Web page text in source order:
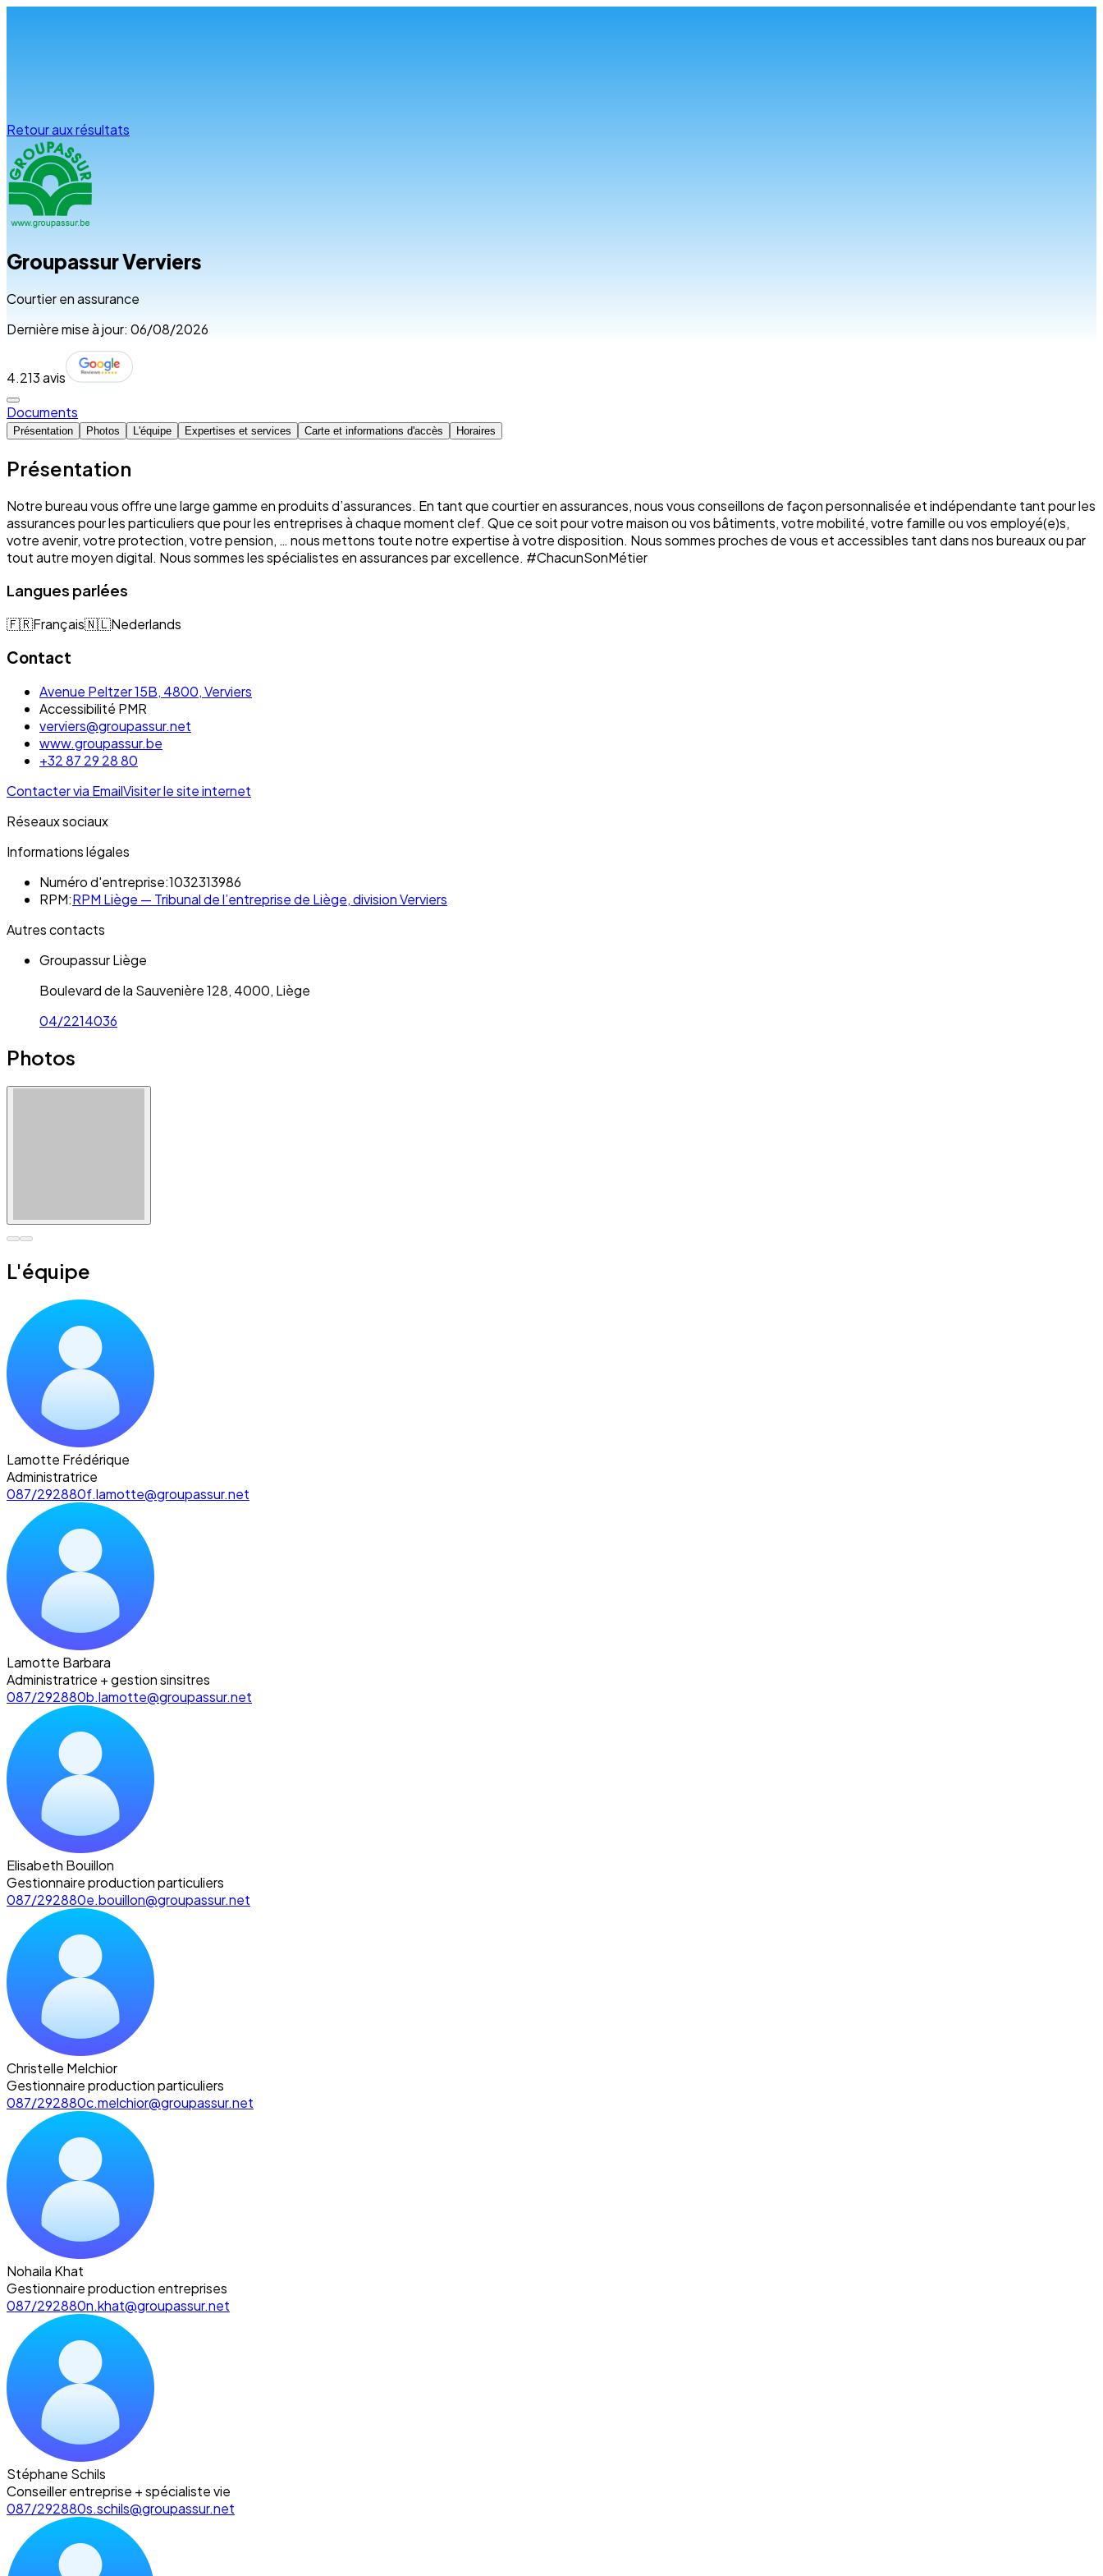
Retour aux résultats
Groupassur Verviers
Courtier en assurance
Dernière mise à jour: 06/08/2026
4.213 avis
Documents
Présentation Photos L'équipe Expertises et services Carte et informations d'accès Horaires
Présentation
Notre bureau vous offre une large gamme en produits d’assurances. En tant que courtier en assurances, nous vous conseillons de façon personnalisée et indépendante tant pour les
assurances pour les particuliers que pour les entreprises à chaque moment clef. Que ce soit pour votre maison ou vos bâtiments, votre mobilité, votre famille ou vos employé(e)s,
votre avenir, votre protection, votre pension, … nous mettons toute notre expertise à votre disposition. Nous sommes proches de vous et accessibles tant dans nos bureaux ou par
tout autre moyen digital. Nous sommes les spécialistes en assurances par excellence. #ChacunSonMétier
Langues parlées
🇫🇷Français🇳🇱Nederlands
Contact
Avenue Peltzer 15B, 4800, Verviers
Accessibilité PMR
verviers@groupassur.net
www.groupassur.be
+32 87 29 28 80
Contacter via EmailVisiter le site internet
Réseaux sociaux
Informations légales
Numéro d'entreprise:1032313986
RPM:RPM Liège — Tribunal de l’entreprise de Liège, division Verviers
Autres contacts
Groupassur Liège
Boulevard de la Sauvenière 128, 4000, Liège
04/2214036
Photos
L'équipe
Lamotte Frédérique
Administratrice
087/292880f.lamotte@groupassur.net
Lamotte Barbara
Administratrice + gestion sinsitres
087/292880b.lamotte@groupassur.net
Elisabeth Bouillon
Gestionnaire production particuliers
087/292880e.bouillon@groupassur.net
Christelle Melchior
Gestionnaire production particuliers
087/292880c.melchior@groupassur.net
Nohaila Khat
Gestionnaire production entreprises
087/292880n.khat@groupassur.net
Stéphane Schils
Conseiller entreprise + spécialiste vie
087/292880s.schils@groupassur.net